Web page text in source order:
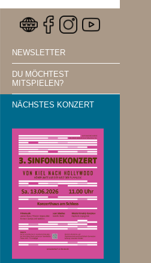
NEWSLETTER
DU MÖCHTEST
MITSPIELEN?
NÄCHSTES KONZERT